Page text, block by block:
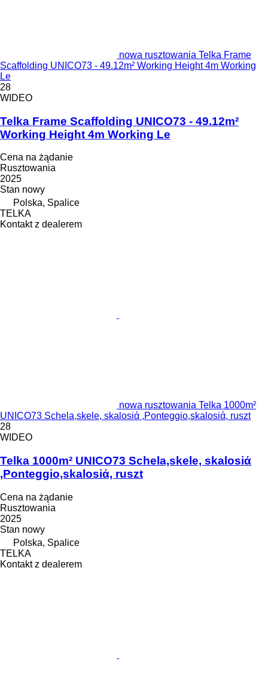
nowa rusztowania Telka Frame
Scaffolding UNICO73 - 49.12m² Working Height 4m Working
Le
28
WIDEO
Telka Frame Scaffolding UNICO73 - 49.12m²
Working Height 4m Working Le
Cena na żądanie
Rusztowania
2025
Stan nowy
Polska, Spalice
TELKA
Kontakt z dealerem
nowa rusztowania Telka 1000m²
UNICO73 Schela,skele, skalosiά ,Ponteggio,skalosiά, ruszt
28
WIDEO
Telka 1000m² UNICO73 Schela,skele, skalosiά
,Ponteggio,skalosiά, ruszt
Cena na żądanie
Rusztowania
2025
Stan nowy
Polska, Spalice
TELKA
Kontakt z dealerem